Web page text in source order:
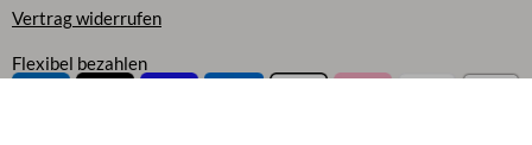
Vertrag widerrufen
Flexibel bezahlen